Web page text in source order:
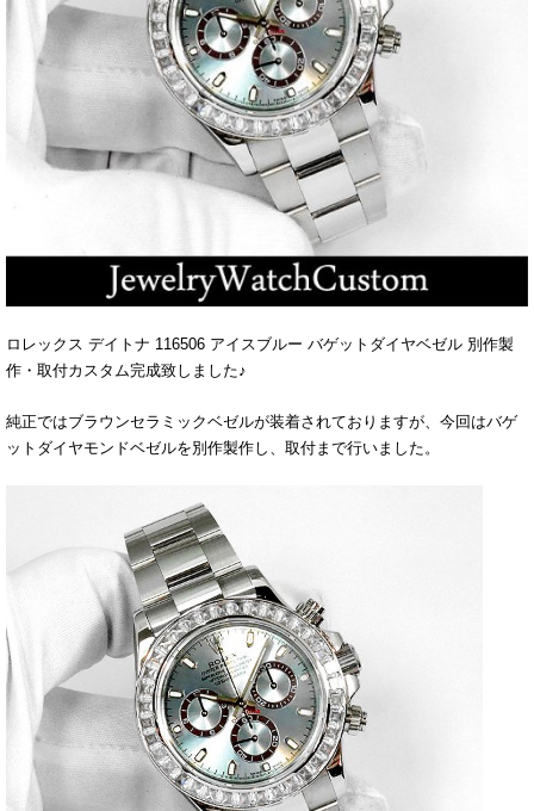
ロレックス デイトナ 116506 アイスブルー バゲットダイヤベゼル 別作製
作・取付カスタム完成致しました♪
純正ではブラウンセラミックベゼルが装着されておりますが、今回はバゲ
ットダイヤモンドベゼルを別作製作し、取付まで行いました。